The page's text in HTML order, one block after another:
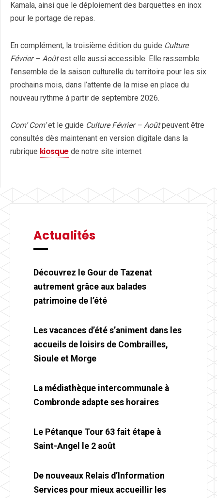
Kamala, ainsi que le déploiement des barquettes en inox
pour le portage de repas.
En complément, la troisième édition du guide Culture
Février – Aoûtest elle aussi accessible. Elle rassemble
l’ensemble de la saison culturelle du territoire pour les six
prochains mois, dans l’attente de la mise en place du
nouveau rythme à partir de septembre 2026.
Com’ Com’et le guide Culture Février – Aoûtpeuvent être
consultés dès maintenant en version digitale dans la
rubrique kiosquede notre site internet
Actualités
Découvrez le Gour de Tazenat
autrement grâce aux balades
patrimoine de l’été
Les vacances d’été s’animent dans les
accueils de loisirs de Combrailles,
Sioule et Morge
La médiathèque intercommunale à
Combronde adapte ses horaires
Le Pétanque Tour 63 fait étape à
Saint-Angel le 2 août
De nouveaux Relais d’Information
Services pour mieux accueillir les